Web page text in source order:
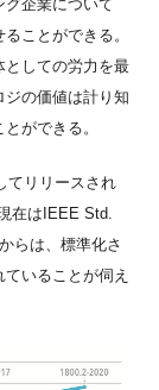
グ企業について
ことができる。
としての労力を最
の価値は計り知
ができる。
てリリースされ
在はIEEE Std.
らは、標準化さ
いることが伺え